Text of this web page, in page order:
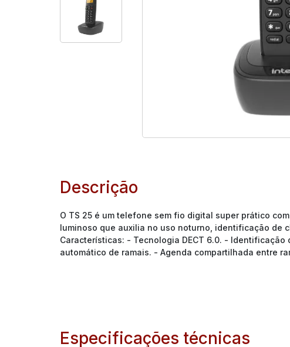
Descrição
O TS 25 é um telefone sem fio digital super prático
luminoso que auxilia no uso noturno, identificação de
Características: - Tecnologia DECT 6.0. -
automático de ramais. - Agenda compartilhada entre
Especificações técnicas